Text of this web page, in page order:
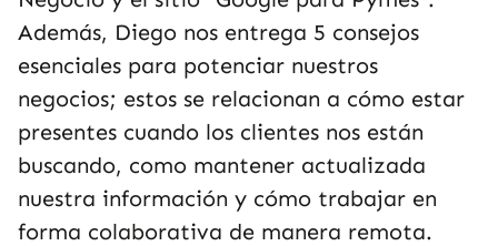
Además, Diego nos entrega 5 consejos
esenciales para potenciar nuestros
negocios; estos se relacionan a cómo estar
presentes cuando los clientes nos están
buscando, como mantener actualizada
nuestra información y cómo trabajar en
forma colaborativa de manera remota.